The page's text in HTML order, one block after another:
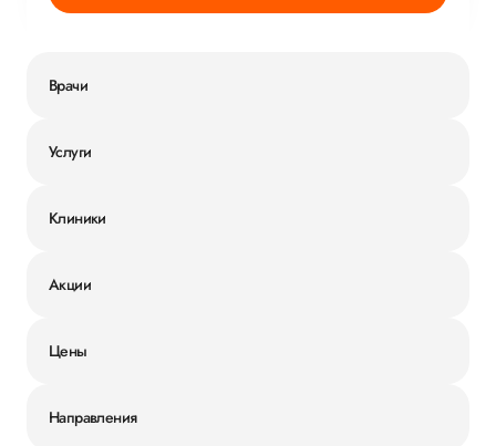
Врачи
Услуги
Клиники
Акции
Цены
Направления